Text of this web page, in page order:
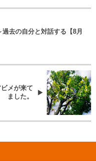
去の自分と対話する【8月
メが来て
ました。